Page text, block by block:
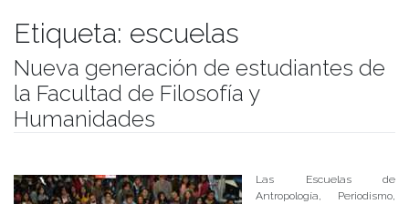
Etiqueta: escuelas
Nueva generación de estudiantes de
la Facultad de Filosofía y
Humanidades
Las Escuelas de
Antropología, Periodismo,